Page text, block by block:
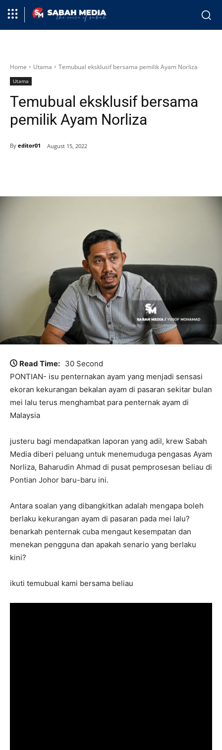
Home Utama Temubual eksklusif bersama pemilik Ayam Norliza
Utama
Temubual eksklusif bersama
pemilik Ayam Norliza
By editor01 August 15, 2022
Read Time: 30 Second
PONTIAN- isu penternakan ayam yang menjadi sensasi
ekoran kekurangan bekalan ayam di pasaran sekitar bulan
mei lalu terus menghambat para penternak ayam di
Malaysia
justeru bagi mendapatkan laporan yang adil, krew Sabah
Media diberi peluang untuk menemuduga pengasas Ayam
Norliza, Baharudin Ahmad di pusat pemprosesan beliau di
Pontian Johor baru-baru ini.
Antara soalan yang dibangkitkan adalah mengapa boleh
berlaku kekurangan ayam di pasaran pada mei lalu?
benarkah penternak cuba mengaut kesempatan dan
menekan pengguna dan apakah senario yang berlaku
kini?
ikuti temubual kami bersama beliau